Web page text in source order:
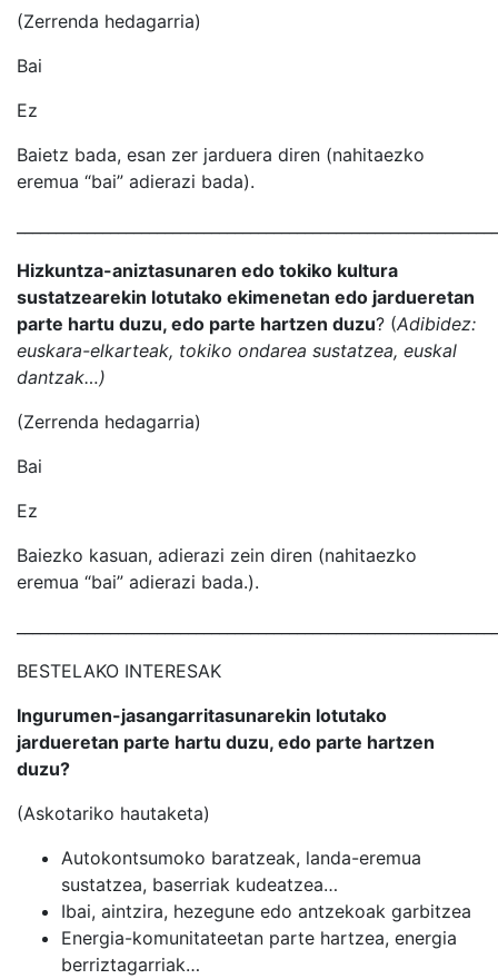
(Zerrenda hedagarria)
Bai
Ez
Baietz bada, esan zer jarduera diren (nahitaezko
eremua “bai” adierazi bada).
Hizkuntza-aniztasunaren edo tokiko kultura
sustatzearekin lotutako ekimenetan edo jardueretan
parte hartu duzu, edo parte hartzen duzu? (Adibidez:
euskara-elkarteak, tokiko ondarea sustatzea, euskal
dantzak…)
(Zerrenda hedagarria)
Bai
Ez
Baiezko kasuan, adierazi zein diren (nahitaezko
eremua “bai” adierazi bada.).
BESTELAKO INTERESAK
Ingurumen-jasangarritasunarekin lotutako
jardueretan parte hartu duzu, edo parte hartzen
duzu?
(Askotariko hautaketa)
Autokontsumoko baratzeak, landa-eremua
sustatzea, baserriak kudeatzea…
Ibai, aintzira, hezegune edo antzekoak garbitzea
Energia-komunitateetan parte hartzea, energia
berriztagarriak…